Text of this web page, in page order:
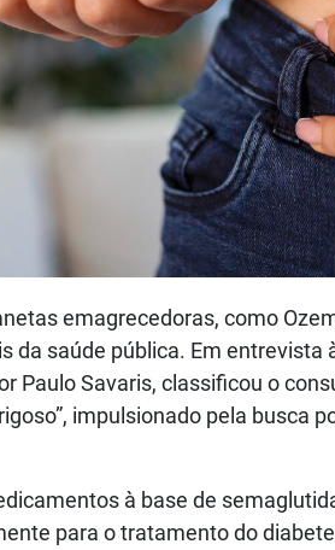
emagrecedoras, como
da saúde pública. Em entrevista
Paulo Savaris, classificou o
impulsionado pela busca
à base de
para o tratamento do